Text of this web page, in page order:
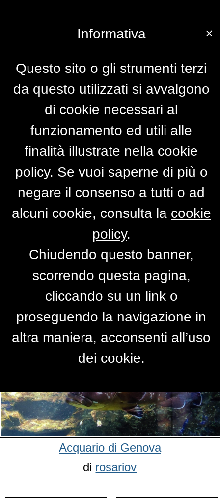
Per accedere alla versione completa del
clicca qui
PRIMO PIANO
Acquario di Genova
di rosariov
×
Informativa
Questo sito o gli strumenti terzi
da questo utilizzati si avvalgono
di cookie necessari al
funzionamento ed utili alle
finalità illustrate nella cookie
policy. Se vuoi saperne di più o
negare il consenso a tutti o ad
alcuni cookie, consulta la cookie
policy.
Chiudendo questo banner,
scorrendo questa pagina,
cliccando su un link o
proseguendo la navigazione in
altra maniera, acconsenti all’uso
dei cookie.